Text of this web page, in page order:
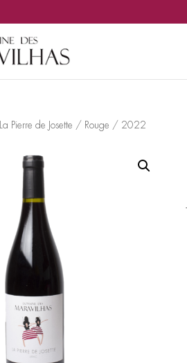
Pierre de Josette / Rouge / 2022